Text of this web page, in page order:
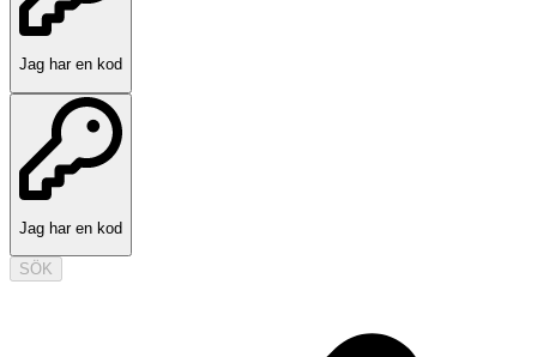
Jag har en kod
Jag har en kod
SÖK